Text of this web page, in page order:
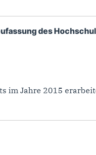
des
im Jahre 2015